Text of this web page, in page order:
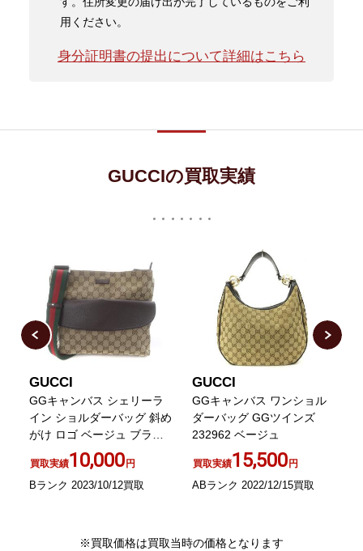
用ください。
身分証明書の提出について詳細はこちら
GUCCIの買取実績
GUCCI
GGキャンバス シェリーラ
イン ショルダーバッグ 斜め
がけ ロゴ ベージュ ブラウ
ン グリーン
買取実績10,000円
Bランク 2023/10/12買取
GUCCI
GGキャンバス ワンショル
ダーバッグ GGツインズ
232962 ベージュ
買取実績15,500円
ABランク 2022/12/15買取
※買取価格は買取当時の価格となります